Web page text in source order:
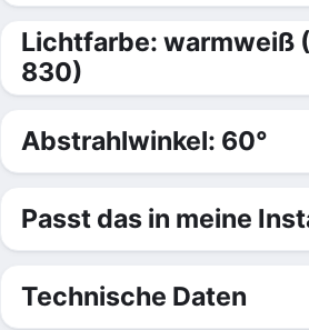
Lichtfarbe: warmweiß
830)
Abstrahlwinkel: 60°
Passt das in meine
Technische Daten